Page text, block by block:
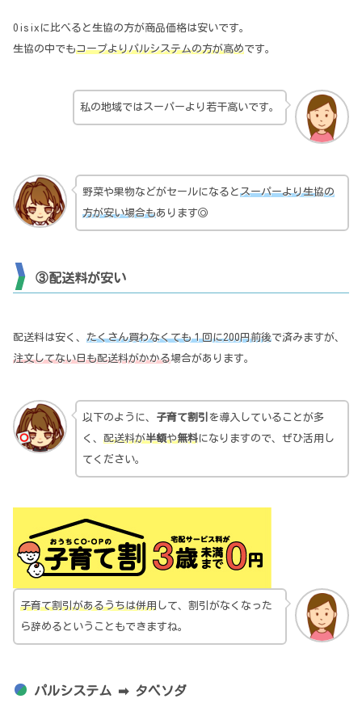
Oisixに比べると生協の方が商品価格は安いです。
生協の中でもコープよりパルシステムの方が高めです。
私の地域ではスーパーより若干高いです。
野菜や果物などがセールになるとスーパーより生協の
方が安い場合もあります◎
③配送料が安い
配送料は安く、 たくさん買わなくても１回に200円前後で済みますが、
注文してない日も配送料がかかる場合があります。
以下のように、 子育て割引 を導入していることが多
く、 配送料が半額や無料になりますので、ぜひ活用し
てください。
子育て割引があるうちは併用 して、割引がなくなった
ら辞めるということもできますね。
パルシステム ➡ タベソダ